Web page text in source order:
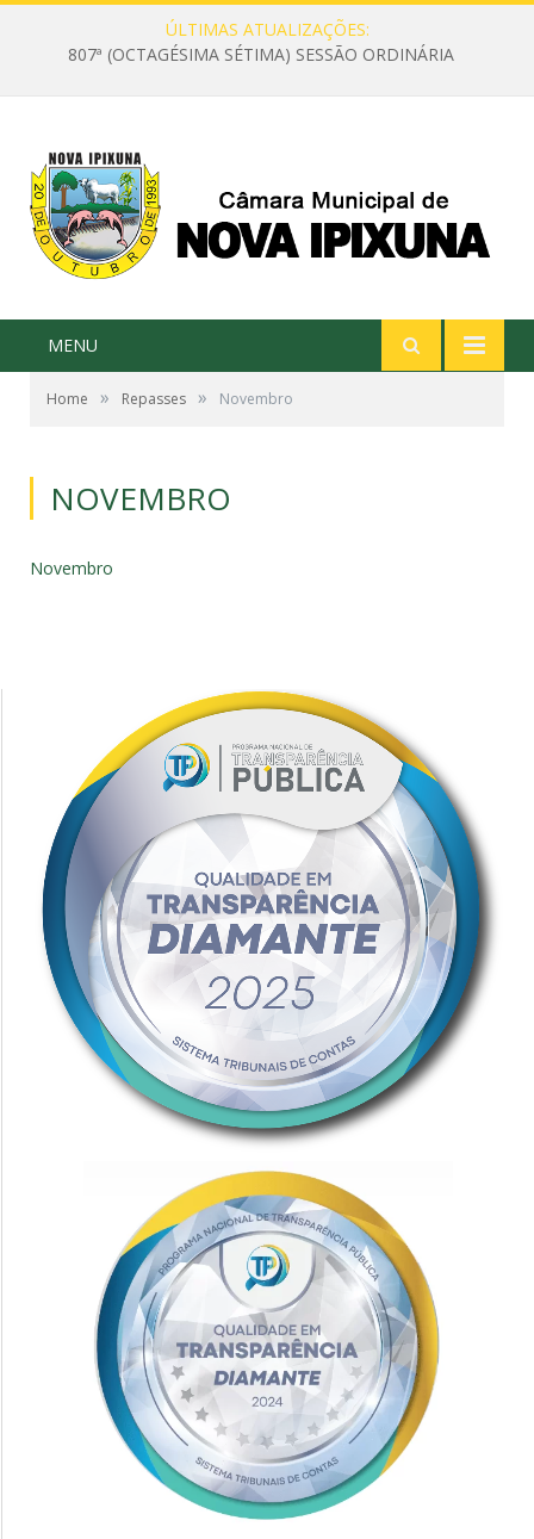
ÚLTIMAS ATUALIZAÇÕES:
807ª (OCTAGÉSIMA SÉTIMA) SESSÃO ORDINÁRIA
MENU
Home » Repasses » Novembro
NOVEMBRO
Novembro